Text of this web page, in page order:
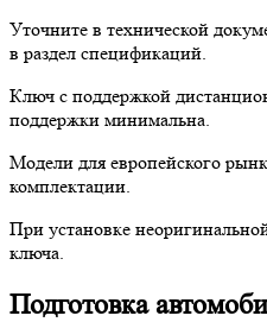
Уточните в технической
в раздел спецификаций.
Ключ с поддержкой
поддержки минимальна.
Модели для европейского
комплектации.
При установке
ключа.
Подготовка